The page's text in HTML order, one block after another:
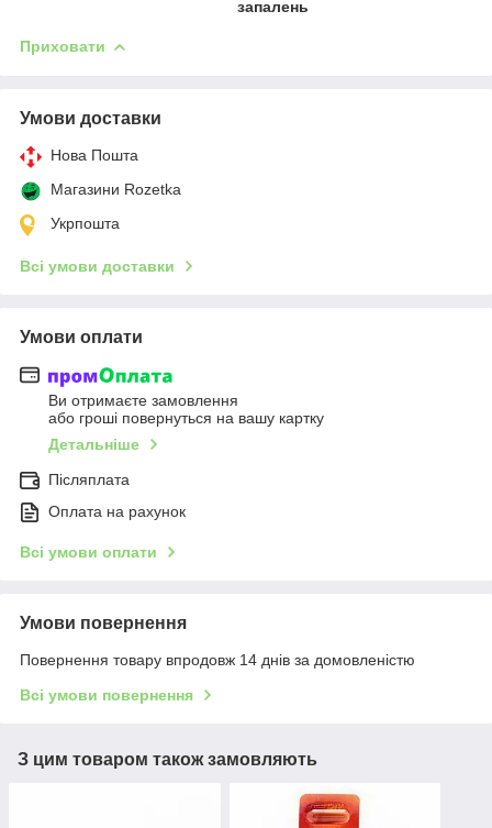
запалень
Приховати
Умови доставки
Нова Пошта
Магазини Rozetka
Укрпошта
Всі умови доставки
Умови оплати
Ви отримаєте замовлення
або гроші повернуться на вашу картку
Детальніше
Післяплата
Оплата на рахунок
Всі умови оплати
Умови повернення
Повернення товару впродовж 14 днів за домовленістю
Всі умови повернення
З цим товаром також замовляють